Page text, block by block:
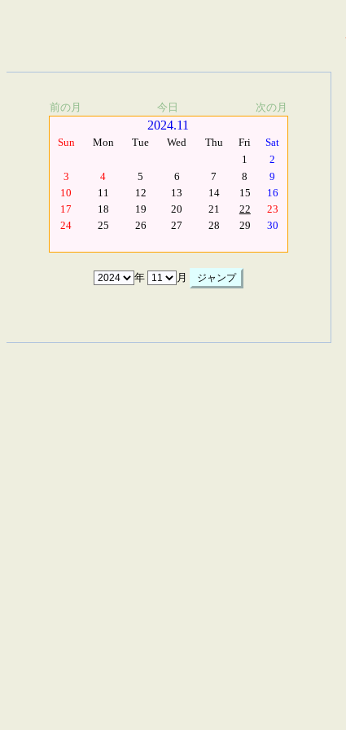
前の月 今日 次の月
2024.11
Sun Mon Tue Wed Thu Fri
Sat
1
2
3
4 5 6 7 8
9
10
11 12 13 14 15
16
17
18 19 20 21 22
23
24
25 26 27 28 29 30
年 月